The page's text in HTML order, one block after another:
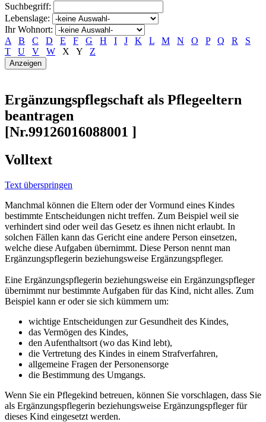
Suchbegriff:
Lebenslage:
Ihr Wohnort:
A
B C D E F G H I J K L M N O P Q R
S
T
U V W X Y Z
Ergänzungspflegschaft als Pflegeeltern
beantragen
[Nr.99126016088001 ]
Volltext
Text überspringen
Manchmal können die Eltern oder der Vormund eines Kindes
bestimmte Entscheidungen nicht treffen. Zum Beispiel weil sie
verhindert sind oder weil das Gesetz es ihnen nicht erlaubt. In
solchen Fällen kann das Gericht eine andere Person einsetzen,
welche diese Aufgaben übernimmt. Diese Person nennt man
Ergänzungspflegerin beziehungsweise Ergänzungspfleger.
Eine Ergänzungspflegerin beziehungsweise ein Ergänzungspfleger
übernimmt nur bestimmte Aufgaben für das Kind, nicht alles. Zum
Beispiel kann er oder sie sich kümmern um:
wichtige Entscheidungen zur Gesundheit des Kindes,
das Vermögen des Kindes,
den Aufenthaltsort (wo das Kind lebt),
die Vertretung des Kindes in einem Strafverfahren,
allgemeine Fragen der Personensorge
die Bestimmung des Umgangs.
Wenn Sie ein Pflegekind betreuen, können Sie vorschlagen, dass Sie
als Ergänzungspflegerin beziehungsweise Ergänzungspfleger für
dieses Kind eingesetzt werden.